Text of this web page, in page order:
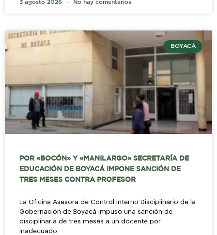
3 agosto 2026 No hay comentarios
BOYACÁ
POR «BOCÓN» Y «MANILARGO» SECRETARÍA DE
EDUCACIÓN DE BOYACÁ IMPONE SANCIÓN DE
TRES MESES CONTRA PROFESOR
La Oficina Asesora de Control Interno Disciplinario de la
Gobernación de Boyacá impuso una sanción de
disciplinaria de tres meses a un docente por
inadecuado